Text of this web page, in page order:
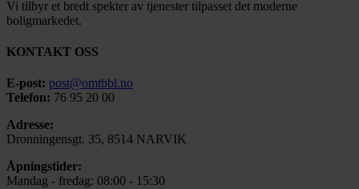
Vi tilbyr et bredt spekter av tjenester tilpasset det moderne
boligmarkedet.
KONTAKT OSS
E-post: post@omtbbl.no
Telefon: 76 95 20 00
Adresse:
Dronningensgt. 35, 8514 NARVIK
Åpningstider:
Mandag - fredag: 08:00 - 15:30